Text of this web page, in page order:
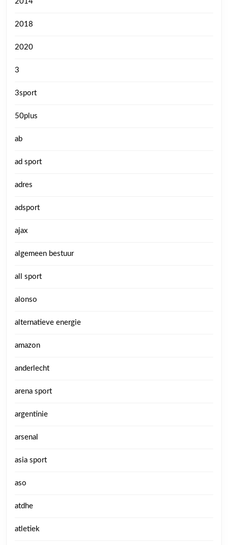
2018
2020
3
3sport
50plus
ab
ad sport
adres
adsport
ajax
algemeen bestuur
all sport
alonso
alternatieve energie
amazon
anderlecht
arena sport
argentinie
arsenal
asia sport
aso
atdhe
atletiek